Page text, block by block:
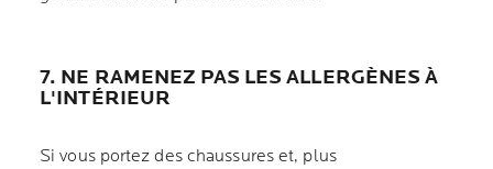
7. NE RAMENEZ PAS LES ALLERGÈNES À
L'INTÉRIEUR
Si vous portez des chaussures et, plus